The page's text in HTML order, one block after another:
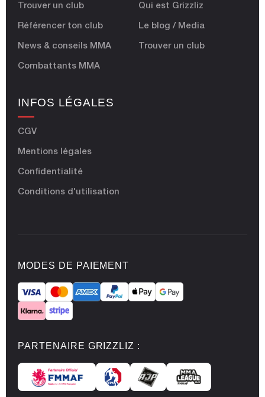
Trouver un club
Référencer ton club
News & conseils MMA
Combattants MMA
Qui est Grizzliz
Le blog / Media
Trouver un club
INFOS LÉGALES
CGV
Mentions légales
Confidentialité
Conditions d'utilisation
MODES DE PAIEMENT
PARTENAIRE GRIZZLIZ :